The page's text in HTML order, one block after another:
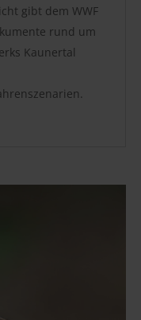
gibt dem WWF
rund um
Kaunertal